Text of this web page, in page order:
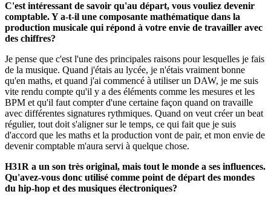
C'est intéressant de savoir qu'au départ, vous vouliez devenir
comptable. Y a-t-il une composante mathématique dans la
production musicale qui répond à votre envie de travailler avec
des chiffres?
Je pense que c'est l'une des principales raisons pour lesquelles je fais
de la musique. Quand j'étais au lycée, je n'étais vraiment bonne
qu'en maths, et quand j'ai commencé à utiliser un DAW, je me suis
vite rendu compte qu'il y a des éléments comme les mesures et les
BPM et qu'il faut compter d'une certaine façon quand on travaille
avec différentes signatures rythmiques. Quand on veut créer un beat
régulier, tout doit s'aligner sur le temps, ce qui fait que je suis
d'accord que les maths et la production vont de pair, et mon envie de
devenir comptable m'aura servi à quelque chose.
H31R a un son très original, mais tout le monde a ses influences.
Qu'avez-vous donc utilisé comme point de départ des mondes
du hip-hop et des musiques électroniques?